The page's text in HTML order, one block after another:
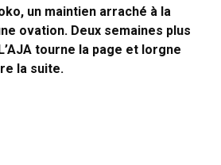
un maintien arraché à la
ovation. Deux semaines plus
tourne la page et lorgne
la suite.